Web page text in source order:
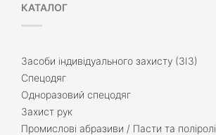
КАТАЛОГ
Засоби індивідуального захисту (ЗІЗ)
Спецодяг
Одноразовий спецодяг
Захист рук
Промислові абразиви / Пасти та поліролі